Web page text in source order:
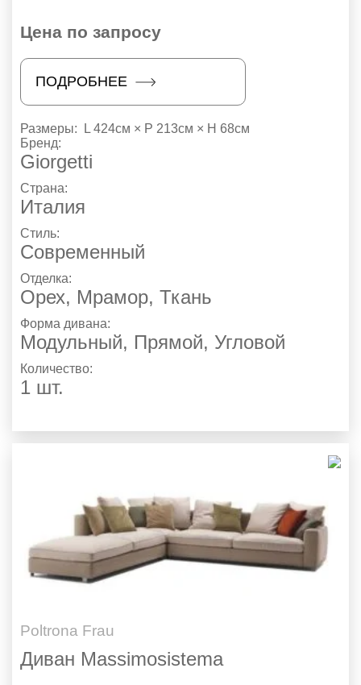
Цена по запросу
ПОДРОБНЕЕ
Размеры:
L 424см × P 213см × H 68см
Бренд:
Giorgetti
Страна:
Италия
Стиль:
Современный
Отделка:
Орех, Мрамор, Ткань
Форма дивана:
Модульный, Прямой, Угловой
Количество:
1 шт.
Poltrona Frau
Диван Massimosistema